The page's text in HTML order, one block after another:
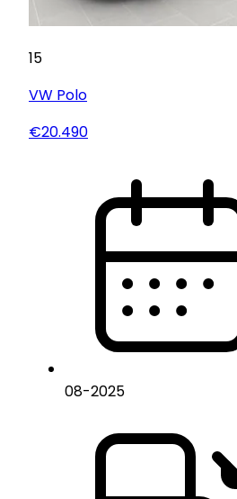
15
VW Polo
€20.490
08-2025